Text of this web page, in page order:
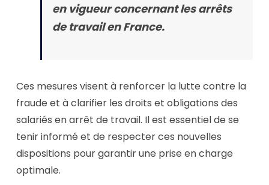
en vigueur concernant les arrêts
de travail en France.
Ces mesures visent à renforcer la lutte contre la
fraude et à clarifier les droits et obligations des
salariés en arrêt de travail. Il est essentiel de se
tenir informé et de respecter ces nouvelles
dispositions pour garantir une prise en charge
optimale.